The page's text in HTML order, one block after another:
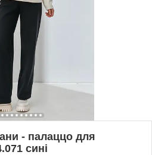
- палаццо для
сині